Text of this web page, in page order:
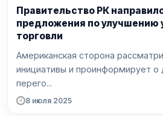
Правительство РК
предложения по улучшению
торговли
Американская сторона
инициативы и проинформирует о
перего...
8 июля 2025